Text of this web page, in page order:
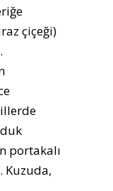
çiçeği)
portakalı
Kuzuda,